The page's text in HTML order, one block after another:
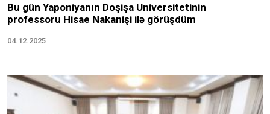
Bu gün Yaponiyanın Doşişa Universitetinin
professoru Hisae Nakanişi ilə görüşdüm
04.12.2025